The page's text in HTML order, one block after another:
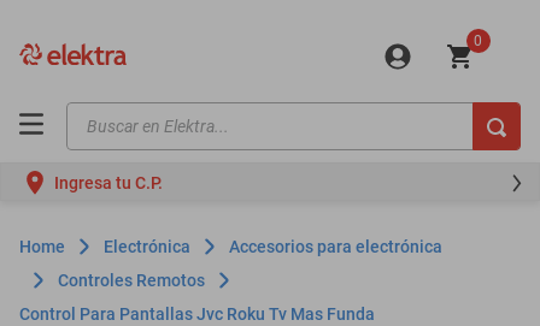
0
Buscar en Elektra...
Ingresa tu C.P.
Electrónica
Accesorios para electrónica
Controles Remotos
Control Para Pantallas Jvc Roku Tv Mas Funda
motos
moto
celulares